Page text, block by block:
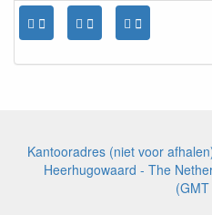
Kantooradres (niet voor
Heerhugowaard - The